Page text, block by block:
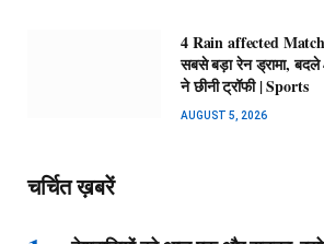
4 Rain affected
सबसे बड़ा रेन ड्रामा,
ने छीनी ट्रॉफी | Sports
AUGUST 5, 2026
चर्चित ख़बरें